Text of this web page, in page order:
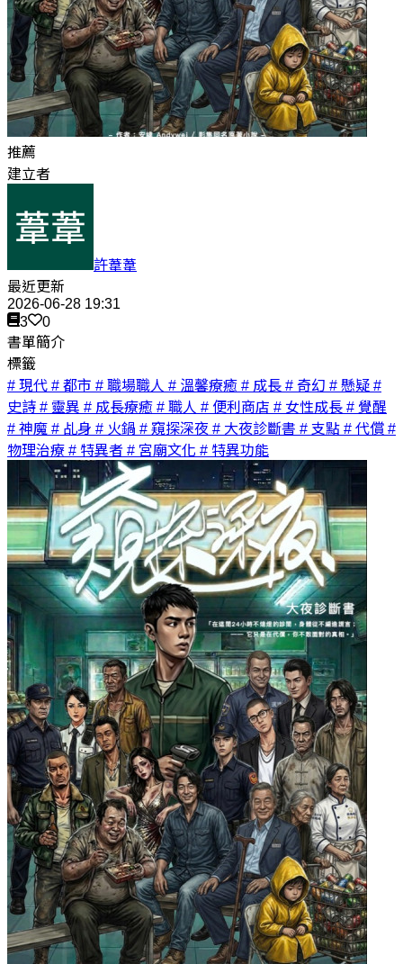
推薦
建立者
許葦葦
最近更新
2026-06-28 19:31
3
0
書單簡介
標籤
# 現代 # 都市 # 職場職人 # 溫馨療癒 # 成長 # 奇幻 # 懸疑 #
史詩 # 靈異 # 成長療癒 # 職人 # 便利商店 # 女性成長 # 覺醒
# 神魔 # 乩身 # 火鍋 # 窺探深夜 # 大夜診斷書 # 支點 # 代償 #
物理治療 # 特異者 # 宮廟文化 # 特異功能